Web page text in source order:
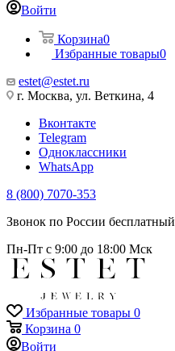
Войти
Корзина0
Избранные товары0
estet@estet.ru
г. Москва, ул. Веткина, 4
Вконтакте
Telegram
Одноклассники
WhatsApp
8 (800) 7070-353
Звонок по России бесплатный
Пн-Пт с 9:00 до 18:00 Мск
Избранные товары 0
Корзина 0
Войти